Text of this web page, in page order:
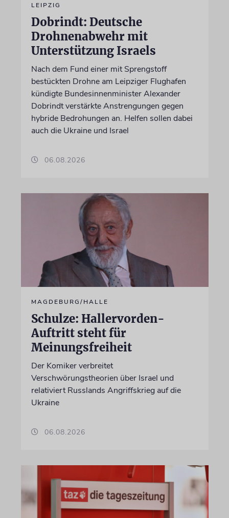
LEIPZIG
Dobrindt: Deutsche
Drohnenabwehr mit
Unterstützung Israels
Nach dem Fund einer mit Sprengstoff
bestückten Drohne am Leipziger Flughafen
kündigte Bundesinnenminister Alexander
Dobrindt verstärkte Anstrengungen gegen
hybride Bedrohungen an. Helfen sollen dabei
auch die Ukraine und Israel
06.08.2026
MAGDEBURG/HALLE
Schulze: Hallervorden-
Auftritt steht für
Meinungsfreiheit
Der Komiker verbreitet
Verschwörungstheorien über Israel und
relativiert Russlands Angriffskrieg auf die
Ukraine
06.08.2026